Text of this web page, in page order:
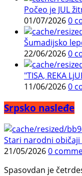
Počeo je JUL
01/07/20260
Šumadijsko
22/06/20260
"TISA, REKA
11/06/20260
Srpsko nasleđe
Stari narodni običaji
21/05/20260
Spasovdan je